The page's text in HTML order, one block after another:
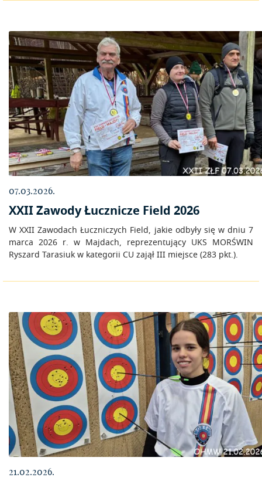
07.03.2026.
XXII Zawody Łucznicze Field 2026
W XXII Zawodach Łuczniczych Field, jakie odbyły się w dniu 7
marca 2026 r. w Majdach, reprezentujący UKS MORŚWIN
Ryszard Tarasiuk w kategorii CU zajął III miejsce (283 pkt.).
21.02.2026.